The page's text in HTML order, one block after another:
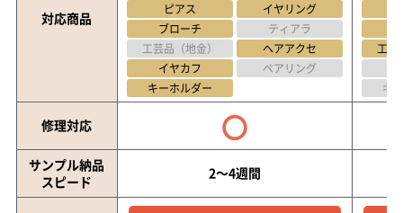
対応商品
ピアス
イヤリング
ブローチ
ティアラ
工芸品（地金）
ヘアアクセ
イヤカフ
ペアリング
キーホルダー
工芸
キ
修理対応 〇
サンプル納品
スピード
2～4週間